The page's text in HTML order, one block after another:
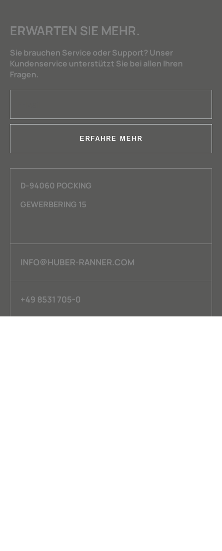
ERWARTEN SIE MEHR.
Sie brauchen Service oder Support? Unser
Kundenservice unterstützt Sie bei allen Ihren
Fragen.
ERFAHRE MEHR
D-94060 POCKING
GEWERBERING 15
INFO@HUBER-RANNER.COM
+49 8531 705-0